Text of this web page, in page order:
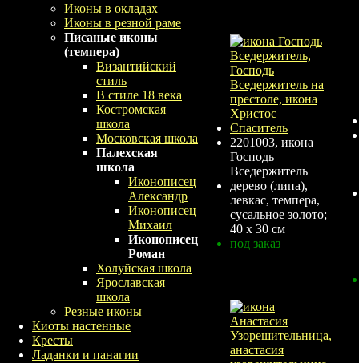
Иконы в окладах
Иконы в резной раме
Писаные иконы
(темпера)
Византийский
стиль
В стиле 18 века
Костромская
школа
Московская школа
Палехская
школа
Иконописец
Александр
Иконописец
Михаил
Иконописец
Роман
Холуйская школа
Ярославская
школа
Резные иконы
Киоты настенные
Кресты
Ладанки и панагии
2201003, икона
Господь
Вседержитель
дерево (липа),
левкас, темпера,
сусальное золото;
40 х 30 см
под заказ